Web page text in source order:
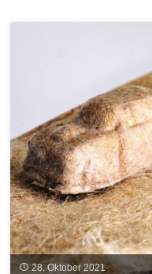
Biowerkstoffen"
28. Oktober 2021